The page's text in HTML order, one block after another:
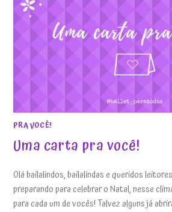
PRA VOCÊ!
Uma carta pra você!
Olá bailalindos, bailalindas e queridos
preparando para celebrar o Natal, nesse
para cada um de vocês! Talvez alguns já